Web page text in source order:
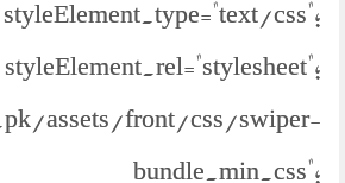
styleElement.type="text/css";
styleElement.rel="stylesheet";
assets/front/css/swiper-
bundle.min.css";